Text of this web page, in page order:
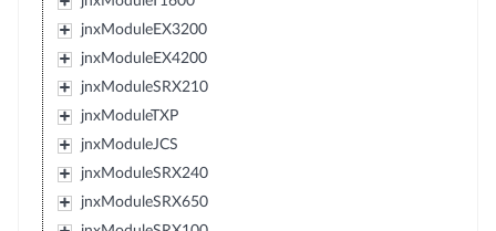
jnxModuleEX3200
jnxModuleEX4200
jnxModuleSRX210
jnxModuleTXP
jnxModuleJCS
jnxModuleSRX240
jnxModuleSRX650